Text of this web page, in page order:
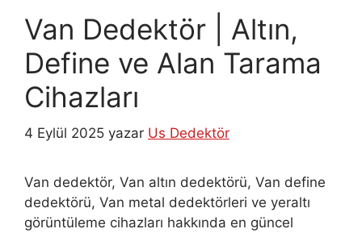
Van Dedektör | Altın,
Define ve Alan Tarama
Cihazları
4 Eylül 2025 yazar Us Dedektör
Van dedektör, Van altın dedektörü, Van define
dedektörü, Van metal dedektörleri ve yeraltı
görüntüleme cihazları hakkında en güncel